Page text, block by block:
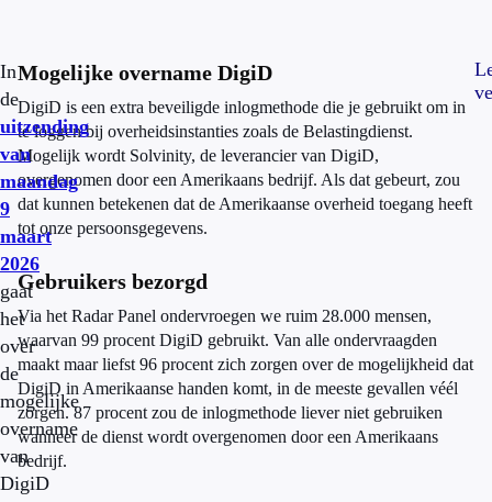
In
de
uitzending
van
maandag
9
maart
2026
gaat
het
over
de
mogelijke
overname
van
DigiD
Mogelijke overname DigiD
DigiD is een extra beveiligde inlogmethode die je gebruikt om in
te loggen bij overheidsinstanties zoals de Belastingdienst.
Mogelijk wordt Solvinity, de leverancier van DigiD,
overgenomen door een Amerikaans bedrijf. Als dat gebeurt, zou
dat kunnen betekenen dat de Amerikaanse overheid toegang heeft
tot onze persoonsgegevens.
Gebruikers bezorgd
Via het Radar Panel ondervroegen we ruim 28.000 mensen,
waarvan 99 procent DigiD gebruikt. Van alle ondervraagden
maakt maar liefst 96 procent zich zorgen over de mogelijkheid dat
DigiD in Amerikaanse handen komt, in de meeste gevallen véél
zorgen. 87 procent zou de inlogmethode liever niet gebruiken
wanneer de dienst wordt overgenomen door een Amerikaans
bedrijf.